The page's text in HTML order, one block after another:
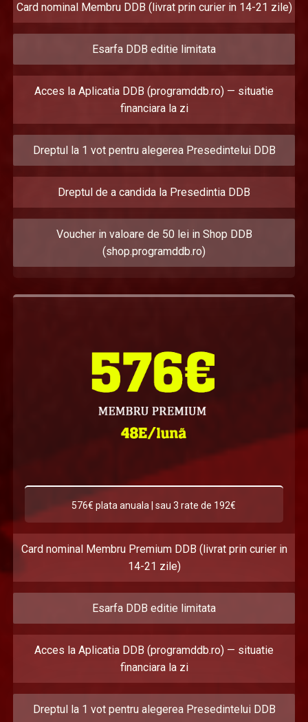
Card nominal Membru DDB (livrat prin curier in 14-21 zile)
Esarfa DDB editie limitata
Acces la Aplicatia DDB (programddb.ro) — situatie
financiara la zi
Dreptul la 1 vot pentru alegerea Presedintelui DDB
Dreptul de a candida la Presedintia DDB
Voucher in valoare de 50 lei in Shop DDB
(shop.programddb.ro)
576€ plata anuala | sau 3 rate de 192€
Card nominal Membru Premium DDB (livrat prin curier in
14-21 zile)
Esarfa DDB editie limitata
Acces la Aplicatia DDB (programddb.ro) — situatie
financiara la zi
Dreptul la 1 vot pentru alegerea Presedintelui DDB